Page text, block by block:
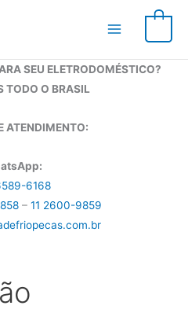
SEU ELETRODOMÉSTICO?
TODO O BRASIL
ATENDIMENTO:
6168
– 11 2600-9859